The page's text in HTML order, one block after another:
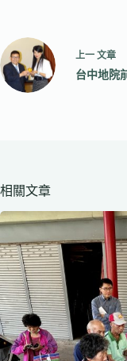
上一 文章
台中地院
相關文章